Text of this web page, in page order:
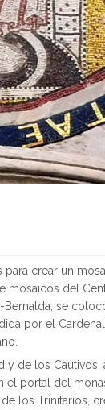
crear un
mosaicos del
se
por el
y de los Cautivos,
portal del
los Trinitarios,